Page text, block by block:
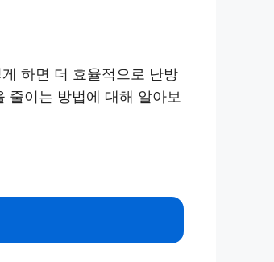
하면 더 효율적으로 난방
줄이는 방법에 대해 알아보